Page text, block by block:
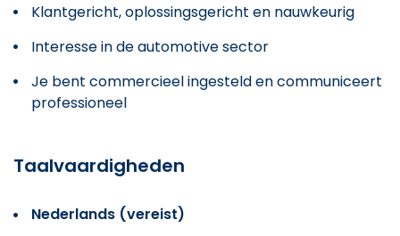
Klantgericht, oplossingsgericht en nauwkeurig
Interesse in de automotive sector
Je bent commercieel ingesteld en communiceert
professioneel
Taalvaardigheden
Nederlands (vereist)